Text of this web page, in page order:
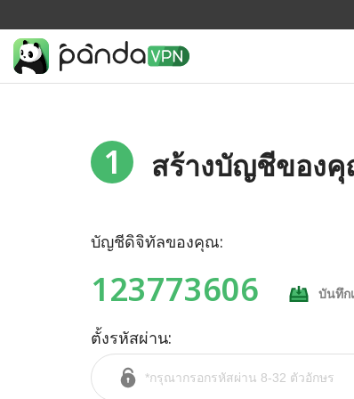
1 สร้างบัญชีของ
บัญชีดิจิทัลของคุณ:
123773606 บันทึก
ตั้งรหัสผ่าน: